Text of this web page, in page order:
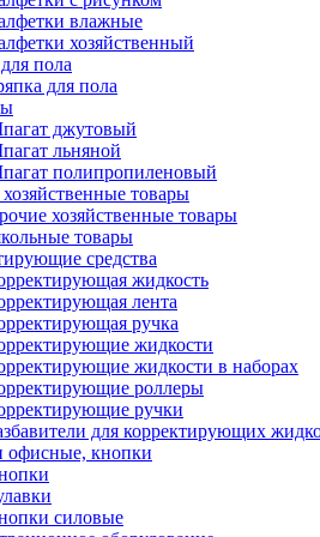
влажные
хозяйственный
пола
для пола
джутовый
льняной
полипропиленовый
товары
хозяйственные товары
товары
средства
жидкость
лента
ручка
жидкости
жидкости в наборах
роллеры
ручки
для корректирующих
офисные, кнопки
силовые